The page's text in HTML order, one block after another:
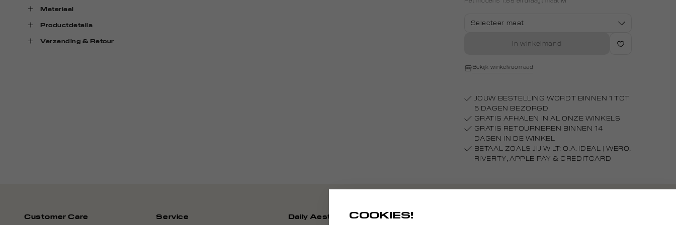
Selecteer maat
In winkelmand
Bekijk winkelvoorraad
JOUW BESTELLING WORDT BINNEN 1 TOT
5 DAGEN BEZORGD
GRATIS AFHALEN IN AL ONZE WINKELS
GRATIS RETOURNEREN BINNEN 14
DAGEN IN DE WINKEL
BETAAL ZOALS JIJ WILT: O.A. IDEAL | WERO,
RIVERTY, APPLE PAY & CREDITCARD
Materiaal
Productdetails
Verzending & Retour
Customer Care Service Daily AesthetikzCOOKIES!